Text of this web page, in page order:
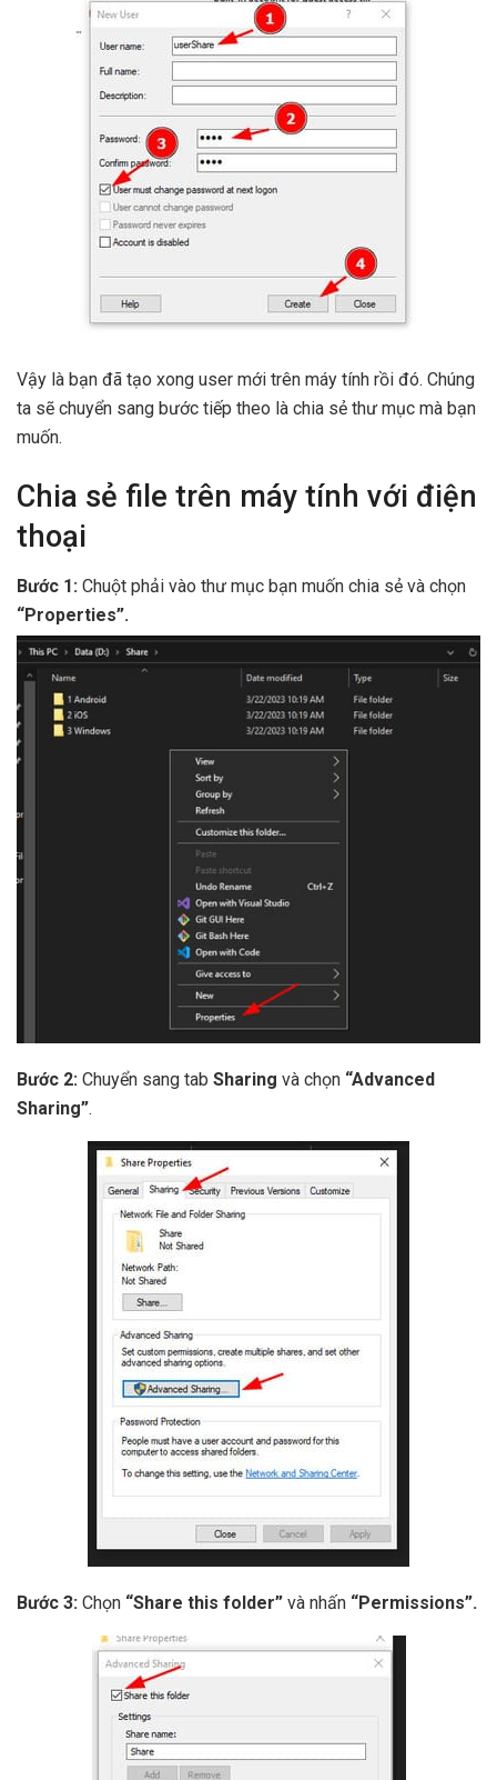
Vậy là bạn đã tạo xong user mới trên máy tính rồi đó. Chúng
ta sẽ chuyển sang bước tiếp theo là chia sẻ thư mục mà bạn
muốn.
Chia sẻ file trên máy tính với điện
thoại
Bước 1: Chuột phải vào thư mục bạn muốn chia sẻ và chọn
“Properties”.
Bước 2: Chuyển sang tab Sharing và chọn “Advanced
Sharing”.
Bước 3: Chọn “Share this folder” và nhấn “Permissions”.